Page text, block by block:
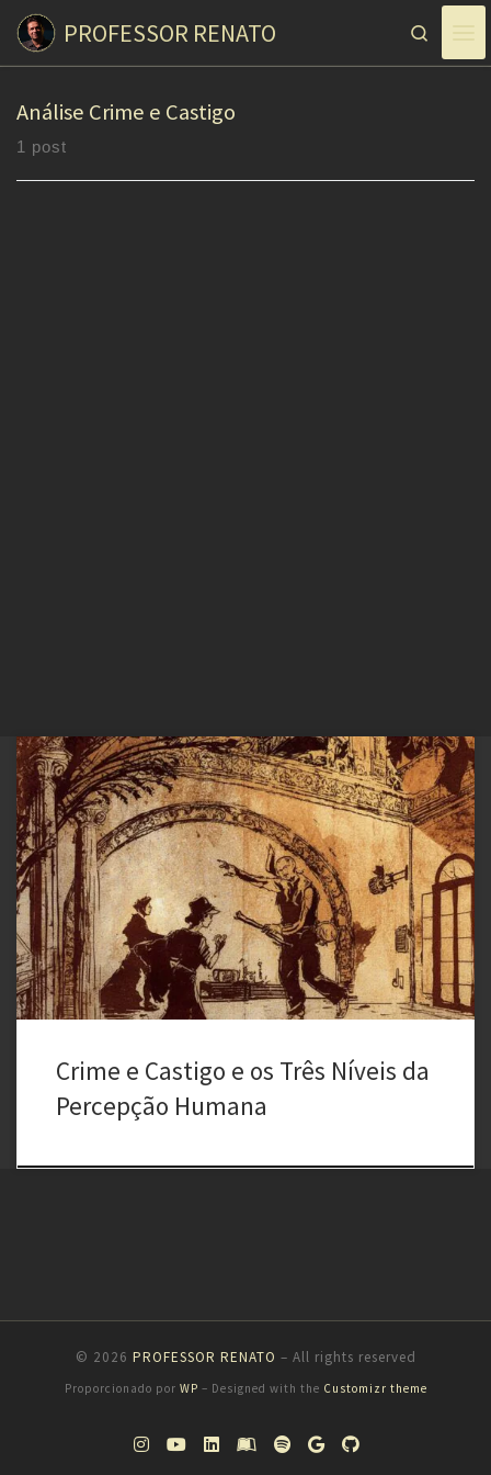
Skip to content
PROFESSOR RENATO
Análise Crime e Castigo
1 post
A obra Crime e Castigo (1866), de Fiódor Dostoiévski, permanece
como um dos maiores testemunhos literários sobre a luta interior do
homem diante do pecado, da culpa e da possibilidade da
redenção. Sob a lente da teologia reformada, enriquecida por
categorias filosóficas de Kierkegaard, análises sociológicas de Berger
e Weber, […]
Crime e Castigo e os Três Níveis da
Percepção Humana
© 2026 PROFESSOR RENATO – All rights reserved
Proporcionado por WP – Designed with the Customizr theme